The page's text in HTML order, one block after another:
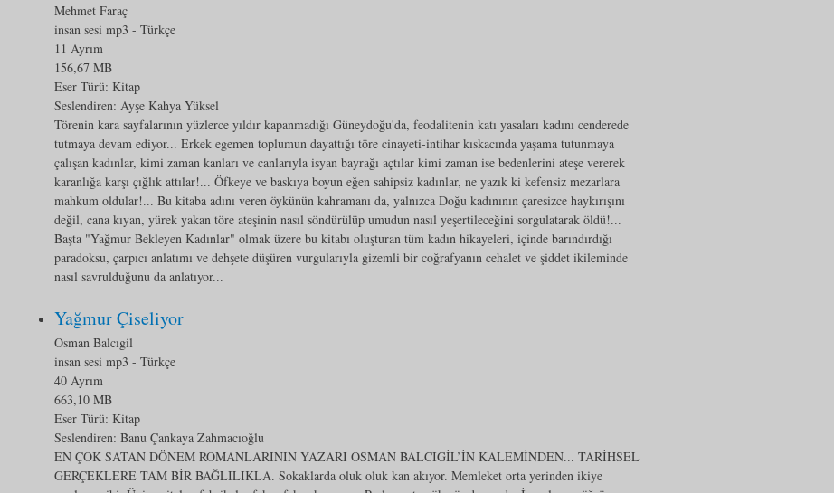
Mehmet Faraç
insan sesi mp3 - Türkçe
11 Ayrım
156,67 MB
Eser Türü: Kitap
Seslendiren: Ayşe Kahya Yüksel
Törenin kara sayfalarının yüzlerce yıldır kapanmadığı Güneydoğu'da, feodalitenin katı yasaları kadını cenderede
tutmaya devam ediyor... Erkek egemen toplumun dayattığı töre cinayeti-intihar kıskacında yaşama tutunmaya
çalışan kadınlar, kimi zaman kanları ve canlarıyla isyan bayrağı açtılar kimi zaman ise bedenlerini ateşe vererek
karanlığa karşı çığlık attılar!... Öfkeye ve baskıya boyun eğen sahipsiz kadınlar, ne yazık ki kefensiz mezarlara
mahkum oldular!... Bu kitaba adını veren öykünün kahramanı da, yalnızca Doğu kadınının çaresizce haykırışını
değil, cana kıyan, yürek yakan töre ateşinin nasıl söndürülüp umudun nasıl yeşertileceğini sorgulatarak öldü!...
Başta "Yağmur Bekleyen Kadınlar" olmak üzere bu kitabı oluşturan tüm kadın hikayeleri, içinde barındırdığı
paradoksu, çarpıcı anlatımı ve dehşete düşüren vurgularıyla gizemli bir coğrafyanın cehalet ve şiddet ikileminde
nasıl savrulduğunu da anlatıyor...
Yağmur Çiseliyor
Osman Balcıgil
insan sesi mp3 - Türkçe
40 Ayrım
663,10 MB
Eser Türü: Kitap
Seslendiren: Banu Çankaya Zahmacıoğlu
EN ÇOK SATAN DÖNEM ROMANLARININ YAZARI OSMAN BALCIGİL’İN KALEMİNDEN... TARİHSEL
GERÇEKLERE TAM BİR BAĞLILIKLA. Sokaklarda oluk oluk kan akıyor. Memleket orta yerinden ikiye